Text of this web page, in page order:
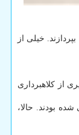
می کند تا بابت هر خرید درون برنامه ای ۳۰ درصد به گوگل بپردازند. خیلی از
از کلاهبرداری
بودند. حالا،